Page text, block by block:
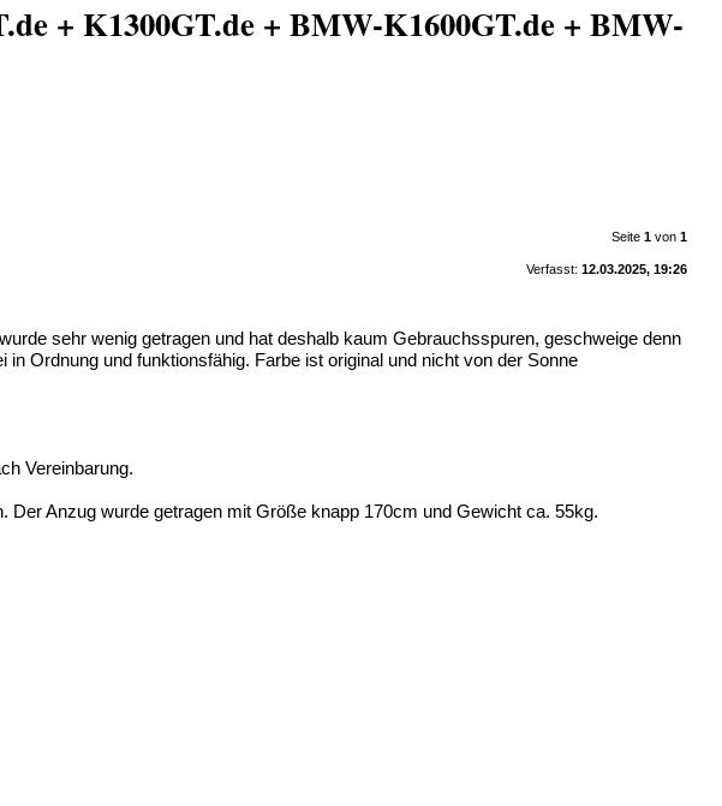
+ K1300GT.de + BMW-K1600GT.de + BMW-
Seite 1von 1
Verfasst: 12.03.2025, 19:26
sehr wenig getragen und hat deshalb kaum Gebrauchsspuren, geschweige denn
Ordnung und funktionsfähig. Farbe ist original und nicht von der Sonne
Vereinbarung.
Anzug wurde getragen mit Größe knapp 170cm und Gewicht ca. 55kg.